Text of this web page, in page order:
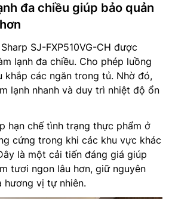
đa chiều giúp bảo quản
SJ-FXP510VG-CH được
lạnh đa chiều. Cho phép luồng
khắp các ngăn trong tủ. Nhờ đó,
lạnh nhanh và duy trì nhiệt độ ổn
hạn chế tình trạng thực phẩm ở
cứng trong khi các khu vực khác
là một cải tiến đáng giá giúp
tươi ngon lâu hơn, giữ nguyên
hương vị tự nhiên.